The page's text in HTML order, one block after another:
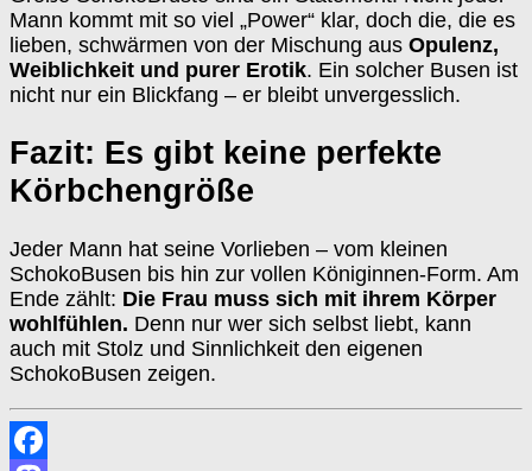
Mann kommt mit so viel „Power“ klar, doch die, die es
lieben, schwärmen von der Mischung aus Opulenz,
Weiblichkeit und purer Erotik. Ein solcher Busen ist
nicht nur ein Blickfang – er bleibt unvergesslich.
Fazit: Es gibt keine perfekte
Körbchengröße
Jeder Mann hat seine Vorlieben – vom kleinen
SchokoBusen bis hin zur vollen Königinnen-Form. Am
Ende zählt: Die Frau muss sich mit ihrem Körper
wohlfühlen. Denn nur wer sich selbst liebt, kann
auch mit Stolz und Sinnlichkeit den eigenen
SchokoBusen zeigen.